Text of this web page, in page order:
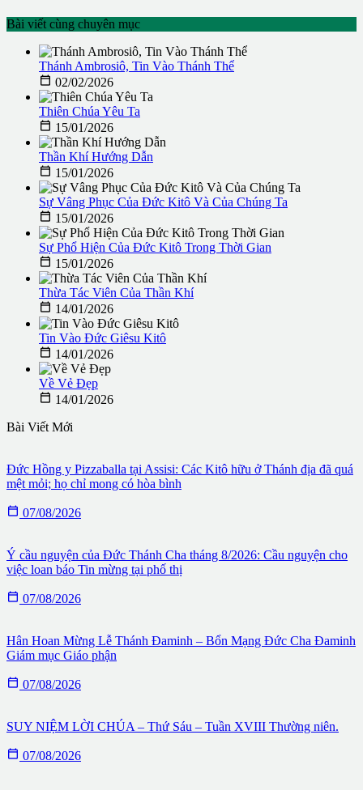
Bài viết cùng chuyên mục
Thánh Ambrosiô, Tin Vào Thánh Thể
 02/02/2026
Thiên Chúa Yêu Ta
 15/01/2026
Thần Khí Hướng Dẫn
 15/01/2026
Sự Vâng Phục Của Đức Kitô Và Của Chúng Ta
 15/01/2026
Sự Phổ Hiện Của Đức Kitô Trong Thời Gian
 15/01/2026
Thừa Tác Viên Của Thần Khí
 14/01/2026
Tin Vào Đức Giêsu Kitô
 14/01/2026
Về Vẻ Đẹp
 14/01/2026
Bài Viết Mới
Đức Hồng y Pizzaballa tại Assisi: Các Kitô hữu ở Thánh địa đã quá
mệt mỏi; họ chỉ mong có hòa bình
 07/08/2026
Ý cầu nguyện của Đức Thánh Cha tháng 8/2026: Cầu nguyện cho
việc loan báo Tin mừng tại phố thị
 07/08/2026
Hân Hoan Mừng Lễ Thánh Đaminh – Bổn Mạng Đức Cha Đaminh
Giám mục Giáo phận
 07/08/2026
SUY NIỆM LỜI CHÚA – Thứ Sáu – Tuần XVIII Thường niên.
 07/08/2026